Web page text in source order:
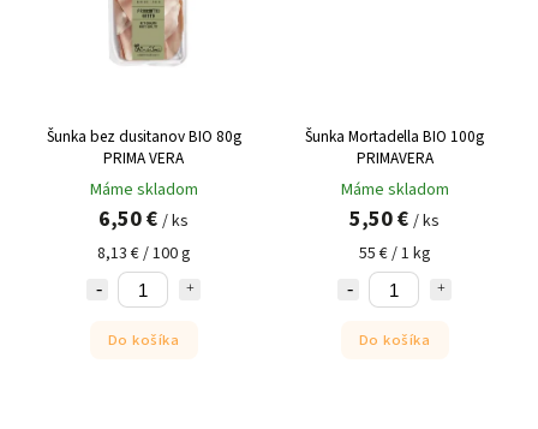
Šunka bez dusitanov BIO 80g
PRIMA VERA
Máme skladom
6,50 € / ks
8,13 € / 100 g
Do košíka
Šunka Mortadella BIO 100g
PRIMAVERA
Máme skladom
5,50 € / ks
55 € / 1 kg
Do košíka